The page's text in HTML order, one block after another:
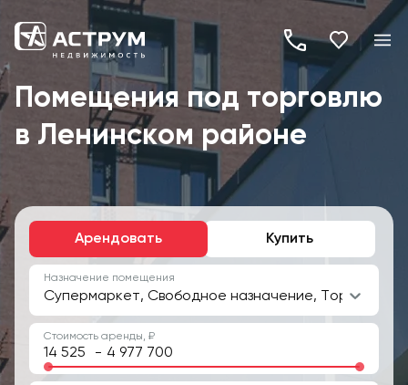
+7
(495)
260-
19-
Помещения под торговлю
в Ленинском районе
Арендовать Купить
Назначение помещения
Супермаркет, Свободное назначение, Торговое
Стоимость аренды, ₽
-